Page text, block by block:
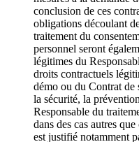
conclusion de ces
obligations découlant
traitement du
personnel seront
légitimes du
droits contractuels
démo ou du Contrat
la sécurité, la
Responsable du
dans des cas autres
est justifié notamment